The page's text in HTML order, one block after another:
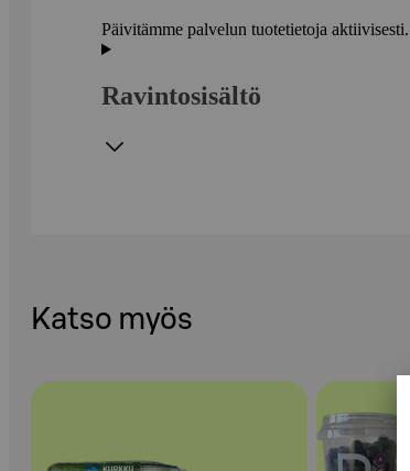
Päivitämme palvelun tuotetietoja
Ravintosisältö
Katso myös